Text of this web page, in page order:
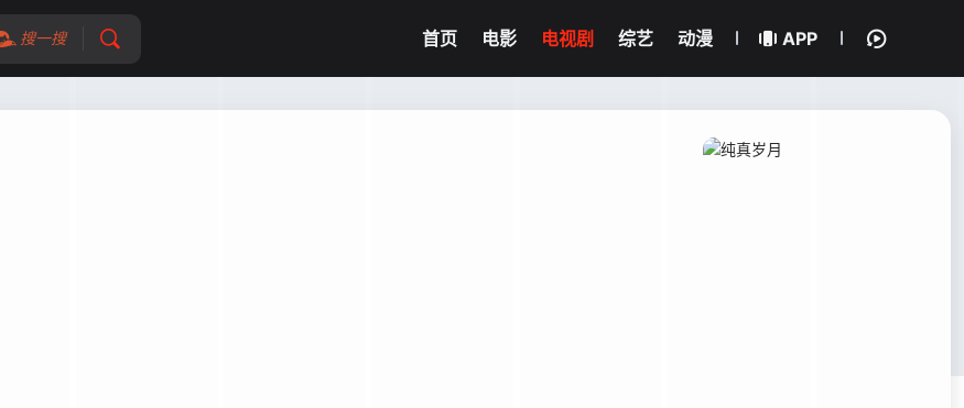
搜一搜 首页 电影 电视剧 综艺 动漫 APP